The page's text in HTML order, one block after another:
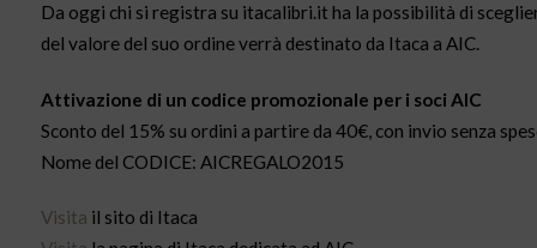
Da oggi chi si registra su itacalibri.it ha la possibilità di
del valore del suo ordine verrà destinato da Itaca a AIC.
Attivazione di un codice promozionale per i soci AIC
Sconto del 15% su ordini a partire da 40€, con invio senza
Nome del CODICE: AICREGALO2015
Visita il sito di Itaca